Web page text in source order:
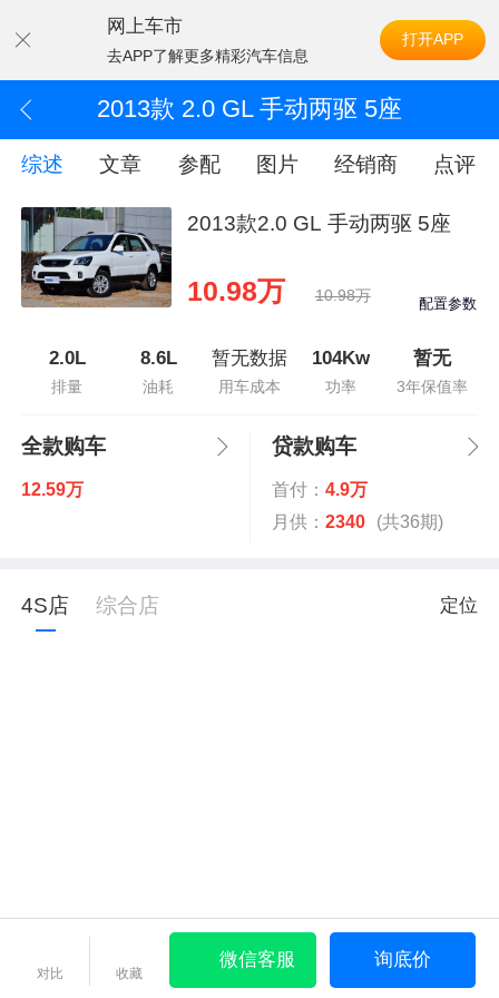
网上车市
去APP了解更多精彩汽车信息
打开APP
2013款 2.0 GL 手动两驱 5座
综述 文章 参配 图片 经销商 点评
2013款2.0 GL 手动两驱 5座
10.98万 10.98万 配置参数
2.0L
排量
8.6L
油耗
暂无数据
用车成本
104Kw
功率
暂无
3年保值率
全款购车
12.59万
贷款购车
首付： 4.9万
月供： 2340 (共36期)
4S店 综合店 定位
对比 收藏
微信客服 询底价